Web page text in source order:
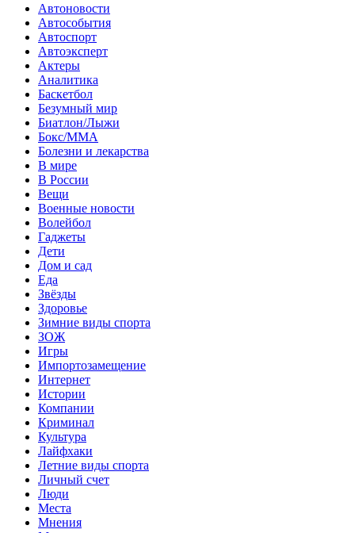
Автоновости
Автособытия
Автоспорт
Автоэксперт
Актеры
Аналитика
Баскетбол
Безумный мир
Биатлон/Лыжи
Бокс/MMA
Болезни и лекарства
В мире
В России
Вещи
Военные новости
Волейбол
Гаджеты
Дети
Дом и сад
Еда
Звёзды
Здоровье
Зимние виды спорта
ЗОЖ
Игры
Импортозамещение
Интернет
Истории
Компании
Криминал
Культура
Лайфхаки
Летние виды спорта
Личный счет
Люди
Места
Мнения